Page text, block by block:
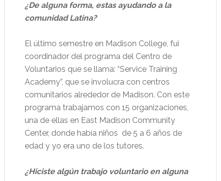
¿De alguna forma, estas ayudando a la
comunidad Latina?
El último semestre en Madison College, fui
coordinador del programa del Centro de
Voluntarios que se llama: “Service Training
Academy”, que se involucra con centros
comunitarios alrededor de Madison. Con este
programa trabajamos con 15 organizaciones,
una de ellas en East Madison Community
Center, donde había niños de 5 a 6 años de
edad y yo era uno de los tutores.
¿Hiciste algún trabajo voluntario en alguna